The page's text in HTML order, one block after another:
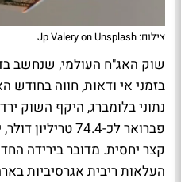
צילום: Jp Valery on Unsplash
שוק האג"ח העולמי, שנחשב
בזמני אי ודאות, חווה בחודש
העלאות ריבית אגרסיביות